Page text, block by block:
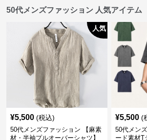
50代メンズファッション 人気アイテム
人気
¥5,500 (税込)
50代メンズファッション 【麻素
材・半袖プルオーバーシャツ】
¥5,500 (
50代メン
ード素材T